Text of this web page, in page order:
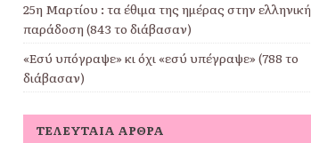
25η Μαρτίου : τα έθιμα της ημέρας στην ελληνική
παράδοση (843 το διάβασαν)
«Εσύ υπόγραψε» κι όχι «εσύ υπέγραψε» (788 το
διάβασαν)
ΤΕΛΕΥΤΑΊΑ ΆΡΘΡΑ